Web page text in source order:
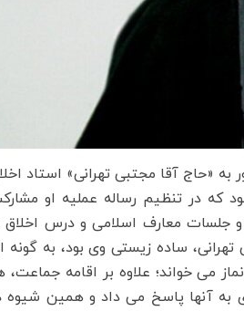
«حاج آقا مجتبی تهرانی» استاد
که در تنظیم رساله عملیه او
و جلسات معارف اسلامی و درس اخلاق
تهرانی، ساده زیستی وی بود، به گونه
می خواند؛ علاوه بر اقامه جماعت،
به آنها پاسخ می داد و همین شیوه